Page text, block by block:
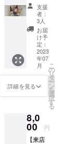
引は適
応不可
となり
ます。
有効期
間:2023
年7月〜
2024年
6月（予
定）期
限を過
効しま
すの
で、な
ます。
※多肉植
物の向
きや
形、大
小、色
の濃淡
が1つ1
つ違い
ますが
ご了承
うな屋
号は入
ん。
アル
コール
プラ
ン】
5000円
のご支
援に対
し、ア
ルコー
ルメ
ニュー
から3杯
供させ
ていた
だきま
す。 郵
支援
者：
3人
お届
け予
定：
2023
年07
月
詳細を見る
こ
の
リ
タ
ー
ン
を
選
択
す
る
8,0
00 円
【来店